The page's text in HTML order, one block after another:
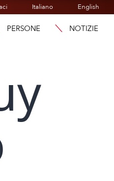
Italiano English
PERSONE NOTIZIE